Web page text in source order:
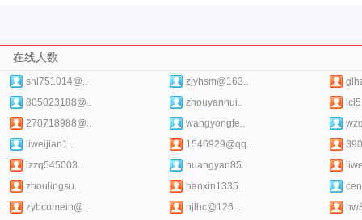
在线人数
shl751014@.. zjyhsm@163..
805023188@..
zhouyanhui..
270718988@..
wangyongfe..
liweijian1..
1546929@qq..
lzzq545003..
huangyan85..
zhoulingsu..
hanxin1335..
zybcomein@..
njlhc@126...